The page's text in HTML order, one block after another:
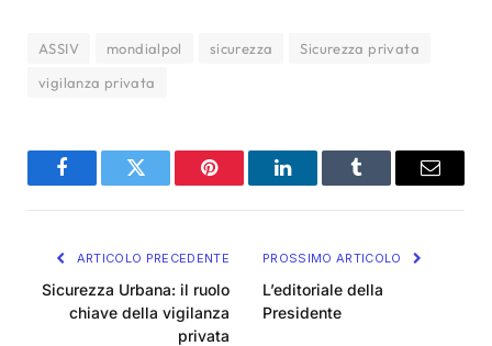
ASSIV mondialpol sicurezza
Sicurezza privata
vigilanza privata
FacebookTwitter Pinterest LinkedInTumblr Email
ARTICOLO PRECEDENTE
Sicurezza Urbana: il ruolo
chiave della vigilanza
privata
PROSSIMO ARTICOLO
L’editoriale della
Presidente